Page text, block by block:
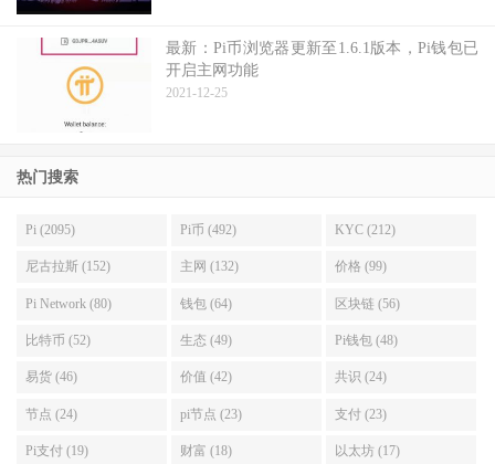
最新：Pi币浏览器更新至1.6.1版本，Pi钱包已
开启主网功能
2021-12-25
热门搜索
Pi (2095) Pi币 (492) KYC (212)
尼古拉斯 (152) 主网 (132) 价格 (99)
Pi Network (80) 钱包 (64) 区块链 (56)
比特币 (52) 生态 (49) Pi钱包 (48)
易货 (46) 价值 (42) 共识 (24)
节点 (24) pi节点 (23) 支付 (23)
Pi支付 (19) 财富 (18) 以太坊 (17)